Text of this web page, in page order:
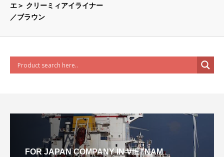
エ＞ クリーミィアイライナー
／ブラウン
FOR JAPAN COMPANY IN VIETNAM